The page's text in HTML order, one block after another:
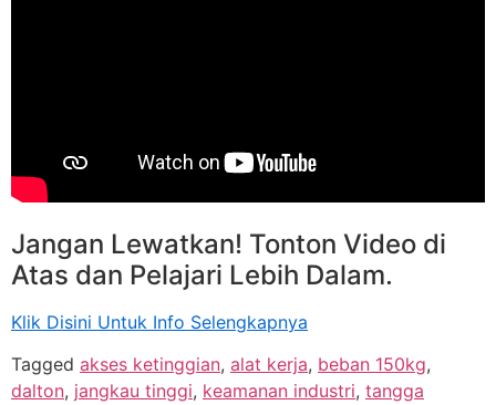
Jangan Lewatkan! Tonton Video di
Atas dan Pelajari Lebih Dalam.
Klik Disini Untuk Info Selengkapnya
Tagged akses ketinggian, alat kerja, beban 150kg,
dalton, jangkau tinggi, keamanan industri, tangga